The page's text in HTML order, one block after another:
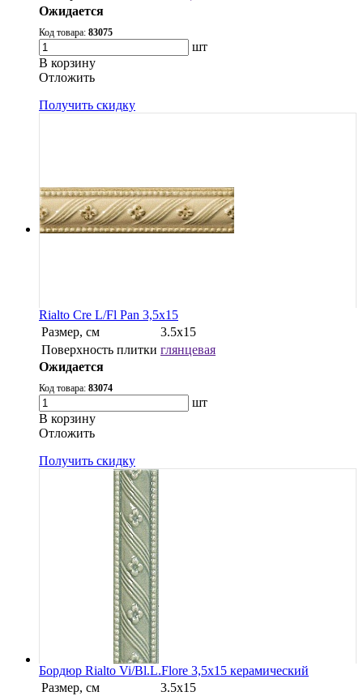
Ожидается
Код товара: 83075
шт
В корзину
Oтложить
Получить скидку
Rialto Cre L/Fl Pan 3,5x15
Размер, см
3.5x15
Поверхность плитки глянцевая
Ожидается
Код товара: 83074
шт
В корзину
Oтложить
Получить скидку
Бордюр Rialto Vi/Bl.L.Flore 3,5x15 керамический
Размер, см
3.5x15